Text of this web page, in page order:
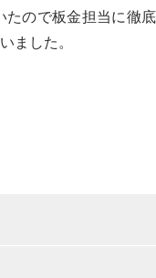
ので板金担当に徹
ました。